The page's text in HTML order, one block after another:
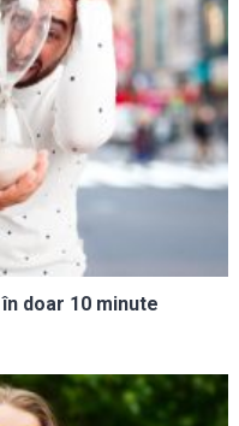
doar 10 minute